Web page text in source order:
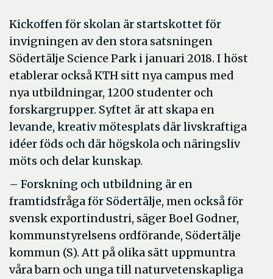
Kickoffen för skolan är startskottet för
invigningen av den stora satsningen
Södertälje Science Park i januari 2018. I höst
etablerar också KTH sitt nya campus med
nya utbildningar, 1200 studenter och
forskargrupper. Syftet är att skapa en
levande, kreativ mötesplats där livskraftiga
idéer föds och där högskola och näringsliv
möts och delar kunskap.
– Forskning och utbildning är en
framtidsfråga för Södertälje, men också för
svensk exportindustri, säger Boel Godner,
kommunstyrelsens ordförande, Södertälje
kommun (S). Att på olika sätt uppmuntra
våra barn och unga till naturvetenskapliga